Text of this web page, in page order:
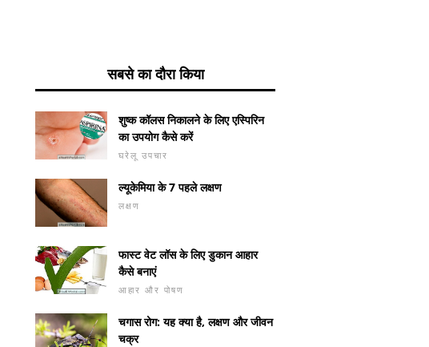
सबसे का दौरा किया
शुष्क कॉलस निकालने के लिए एस्पिरिन
का उपयोग कैसे करें
घरेलू उपचार
ल्यूकेमिया के 7 पहले लक्षण
लक्षण
फास्ट वेट लॉस के लिए डुकान आहार
कैसे बनाएं
आहार और पोषण
चगास रोग: यह क्या है, लक्षण और जीवन
चक्र